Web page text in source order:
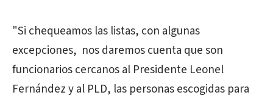
"Si chequeamos las listas, con algunas
excepciones, nos daremos cuenta que son
funcionarios cercanos al Presidente Leonel
Fernández y al PLD, las personas escogidas para